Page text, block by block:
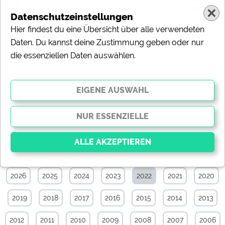
Campingplätze
Specials Aktuelle News
2026 2025 2024 2023 2022 2021 2020
2019 2018 2017 2016 2015 2014 2013
2012 2011 2010 2009 2008 2007 2006
Datenschutzeinstellungen
Hier findest du eine Übersicht über alle verwendeten
Daten. Du kannst deine Zustimmung geben oder nur
die essenziellen Daten auswählen.
Essenziell
Essenzielle Cookies ermöglichen grundlegende
Funktionen und sind für die einwandfreie Funktion der
werden Teile der Websitenicht funktionieren.